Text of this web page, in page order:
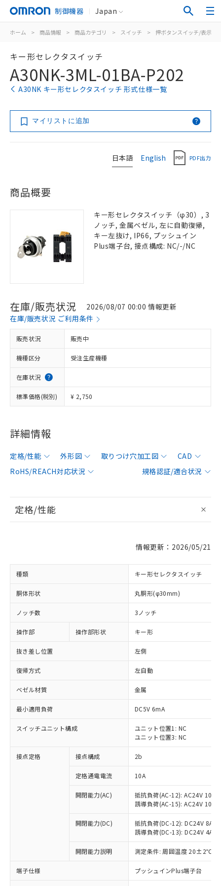
制御機器 Japan
ホーム > 商品情報 > 商品カテゴリ > スイッチ > 押ボタンスイッチ/表示灯
キー形セレクタスイッチ
A30NK-3ML-01BA-P202
A30NK キー形セレクタスイッチ 形式仕様一覧
マイリストに追加
日本語 English PDF出力
商品概要
キー形セレクタスイッチ（φ30）, 3
ノッチ, 金属ベゼル, 左に自動復帰,
キー左抜け, IP66, プッシュイン
Plus端子台, 接点構成: NC/-/NC
在庫/販売状況
2026/08/07 00:00 情報更新
在庫/販売状況 ご利用条件
販売状況 販売中
機種区分 受注生産機種
在庫状況
標準価格(税別) ¥ 2,750
詳細情報
定格/性能 外形図 取りつけ穴加工図
CAD
RoHS/REACH対応状況
規格認証/適合状況
定格/性能
情報更新：2026/05/21
種類 キー形セレクタスイッチ
胴体形状 丸胴形(φ30mm)
ノッチ数 3ノッチ
操作部 操作部形状 キー形
抜き差し位置 左側
復帰方式 左自動
ベゼル材質 金属
最小適用負荷 DC5V 6mA
スイッチユニット構成
ユニット位置1: NC
ユニット位置3: NC
接点定格 接点構成 2b
定格通電電流 10A
開閉能力(AC)
抵抗負荷(AC-12): AC24V 10A/
誘導負荷(AC-15): AC24V
開閉能力(DC)
抵抗負荷(DC-12): DC24V 8A/
誘導負荷(DC-13): DC24V 4A/
開閉能力説明 測定条件: 周囲温度 20±2℃、
端子仕様 プッシュインPlus端子台
ご利用条件
以下の条件をお読みいただき、同意のうえ
対応済み：EU RoHS指令（10物質）の
非含有に対応した製品が提供可能な商品で
対応予定：EU RoHS指令（10物質）の非含
有に対応した製品に切り替える予定のある
対応予定なし：EU RoHS指令（10物質）の
非含有に非対応の商品で、対応品を出す予